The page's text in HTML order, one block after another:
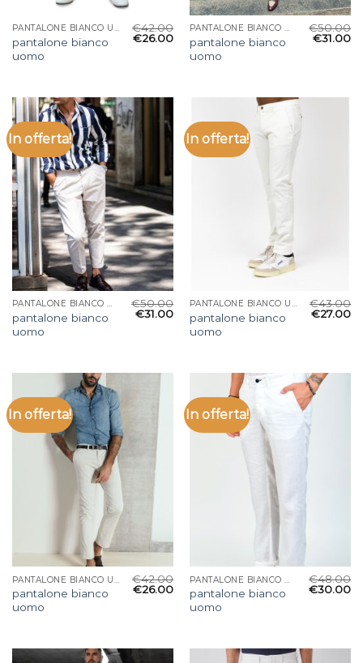
PANTALONE BIANCO UOMO
pantalone bianco
uomo
€42.00
€26.00
PANTALONE BIANCO UOMO
pantalone bianco
uomo
€50.00
€31.00
In offerta!
PANTALONE BIANCO UOMO
pantalone bianco
uomo
€50.00
€31.00
In offerta!
PANTALONE BIANCO UOMO
pantalone bianco
uomo
€43.00
€27.00
In offerta!
pantalone bianco
uomo
€42.00
€26.00
In offerta!
pantalone bianco
uomo
€48.00
€30.00